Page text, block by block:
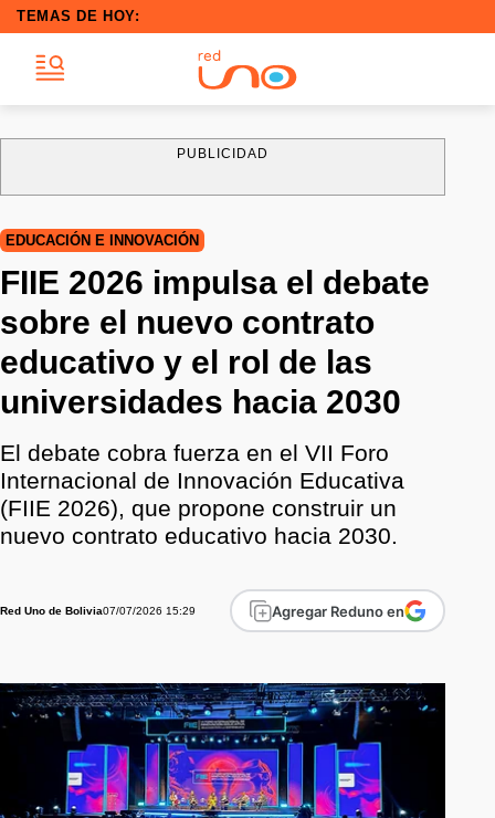
TEMAS DE HOY:
PUBLICIDAD
EDUCACIÓN E INNOVACIÓN
FIIE 2026 impulsa el debate
sobre el nuevo contrato
educativo y el rol de las
universidades hacia 2030
El debate cobra fuerza en el VII Foro
Internacional de Innovación Educativa
(FIIE 2026), que propone construir un
nuevo contrato educativo hacia 2030.
Red Uno de Bolivia07/07/2026 15:29 Agregar Reduno en